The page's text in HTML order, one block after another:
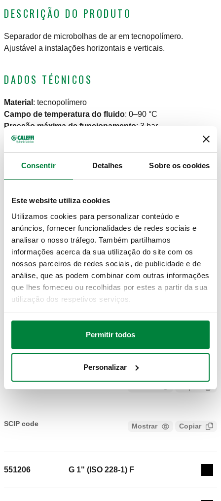
Consentir Detalhes Sobre os cookies
Este website utiliza cookies
Utilizamos cookies para personalizar conteúdo e
anúncios, fornecer funcionalidades de redes sociais e
analisar o nosso tráfego. Também partilhamos
informações acerca da sua utilização do site com os
nossos parceiros de redes sociais, de publicidade e de
análise, que as podem combinar com outras informações
que lhes forneceu ou recolhidas por estes a partir da sua
utilização dos respetivos serviços.
Permitir todos
Personalizar
DESCRIÇÃO DO PRODUTO
Separador de microbolhas de ar em tecnopolímero.
Ajustável a instalações horizontais e verticais.
DADOS TÉCNICOS
Material : tecnopolímero
Campo de temperatura do fluido: 0–90 °C
Pressão máxima de funcionamento: 3 bar
DESENHOS E ESPECIFICAÇÕES
551205 G 3/4" (ISO 228-1) F
Desenhos 2D
PDF DWG DXF
BIM
Texto de proposta
ar em tecnopolímero. Ajustável a instalações horizontais e
SCIP code Mostrar Copiar
551206 G 1" (ISO 228-1) F